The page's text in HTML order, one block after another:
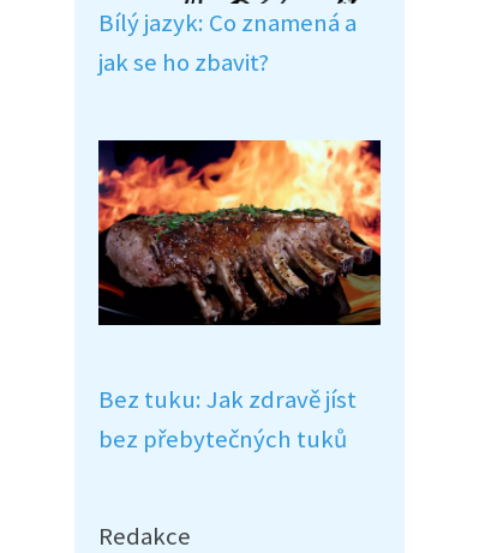
Bílý jazyk: Co znamená a
jak se ho zbavit?
Bez tuku: Jak zdravě jíst
bez přebytečných tuků
Redakce